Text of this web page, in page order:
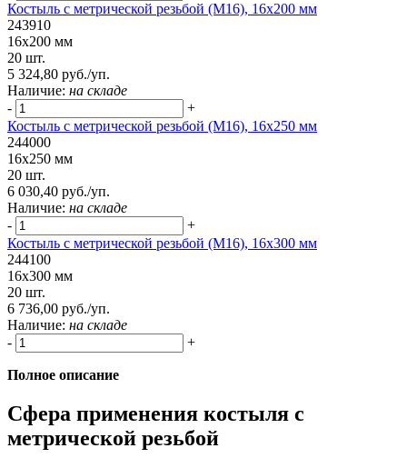
Костыль с метрической резьбой (М16), 16х200 мм
243910
16х200 мм
20 шт.
5 324,80 руб./уп.
Наличие: на складе
-
+
Костыль с метрической резьбой (М16), 16х250 мм
244000
16х250 мм
20 шт.
6 030,40 руб./уп.
Наличие: на складе
-
+
Костыль с метрической резьбой (М16), 16х300 мм
244100
16х300 мм
20 шт.
6 736,00 руб./уп.
Наличие: на складе
-
+
Полное описание
Сфера применения костыля с
метрической резьбой